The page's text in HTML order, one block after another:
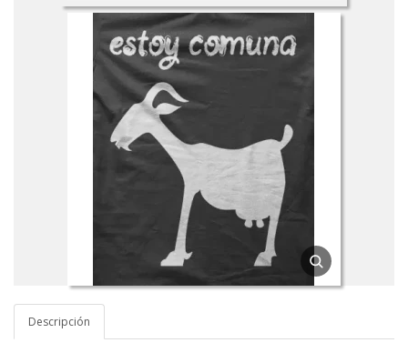
Descripción